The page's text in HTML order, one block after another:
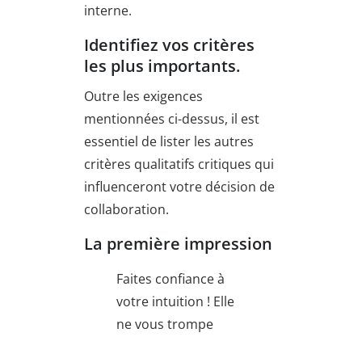
interne.
Identifiez vos critères
les plus importants.
Outre les exigences
mentionnées ci-dessus, il est
essentiel de lister les autres
critères qualitatifs critiques qui
influenceront votre décision de
collaboration.
La première impression
Faites confiance à
votre intuition ! Elle
ne vous trompe